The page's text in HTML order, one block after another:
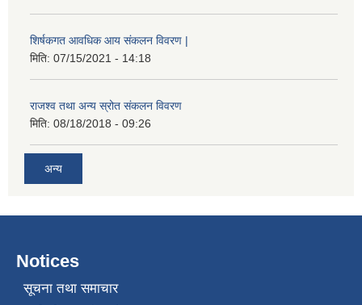
शिर्षकगत आवधिक आय संकलन विवरण |
मिति: 07/15/2021 - 14:18
राजश्व तथा अन्य स्रोत संकलन विवरण
मिति: 08/18/2018 - 09:26
अन्य
Notices
सूचना तथा समाचार